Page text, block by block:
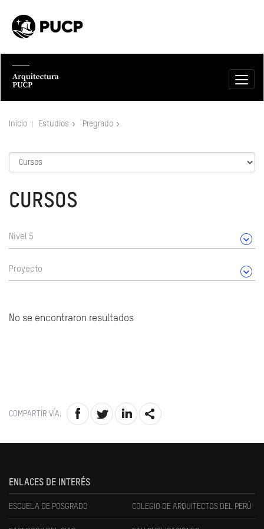
Inicio Estudios Pregrado
CURSOS
Nivel 5
Proyecto
No se encontraron resultados
COMPARTIR VÍA:
ENLACES DE INTERÉS
ESCUELA DE POSGRADO COLEGIO DE ARQUITECTOS DEL PERÚ